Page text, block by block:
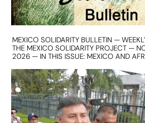
MEXICO SOLIDARITY BULLETIN —
THE MEXICO SOLIDARITY PROJECT —
2026 — IN THIS ISSUE: MEXICO AND